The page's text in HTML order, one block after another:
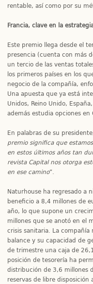
rentable, así como por su
Francia, clave en la
Este premio llega desde el
presencia (cuenta con más
un tercio de las ventas
los primeros países en los
negocio de la compañía,
Una apuesta que ya está
Unidos, Reino Unido,
además estudia opciones en
En palabras de su
premio significa que
en estos últimos años tan
revista Capital nos otorga
en ese camino”.
Naturhouse ha regresado a
beneficio a 8,4 millones de
año, lo que supone un
millones que se anotó en el
crisis sanitaria. La
balance y su capacidad de
de trimestre una caja de
posición de tesorería ha
distribución de 3,6 millones
reservas de libre